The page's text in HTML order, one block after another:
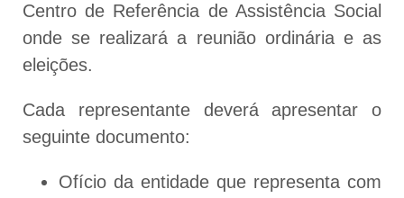
Centro de Referência de Assistência Social
onde se realizará a reunião ordinária e as
eleições.
Cada representante deverá apresentar o
seguinte documento:
Ofício da entidade que representa com